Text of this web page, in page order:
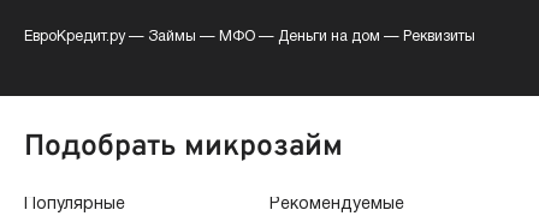
ЕвроКредит.ру— Займы — МФО — Деньги на дом — Реквизиты
Подобрать микрозайм
Популярные Рекомендуемые